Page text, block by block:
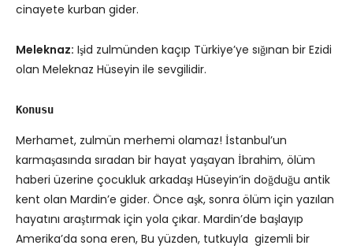
cinayete kurban gider.
Meleknaz: Işid zulmünden kaçıp Türkiye’ye sığınan bir Ezidi
olan Meleknaz Hüseyin ile sevgilidir.
Konusu
Merhamet, zulmün merhemi olamaz! İstanbul’un
karmaşasında sıradan bir hayat yaşayan İbrahim, ölüm
haberi üzerine çocukluk arkadaşı Hüseyin’in doğduğu antik
kent olan Mardin’e gider. Önce aşk, sonra ölüm için yazılan
hayatını araştırmak için yola çıkar. Mardin’de başlayıp
Amerika’da sona eren, Bu yüzden, tutkuyla gizemli bir